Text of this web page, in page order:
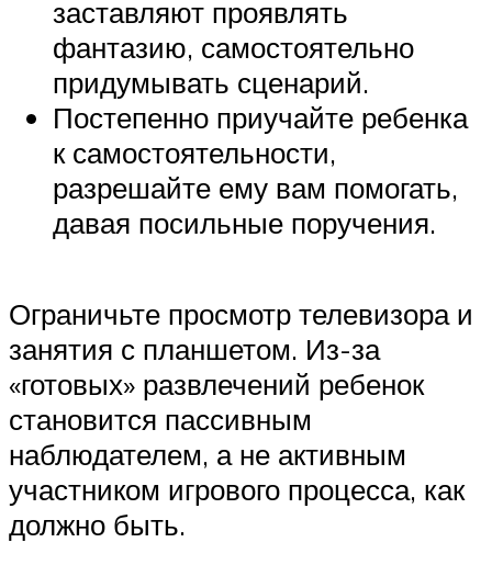
заставляют проявлять
фантазию, самостоятельно
придумывать сценарий.
Постепенно приучайте ребенка
к самостоятельности,
разрешайте ему вам помогать,
давая посильные поручения.
Ограничьте просмотр телевизора и
занятия с планшетом. Из-за
«готовых» развлечений ребенок
становится пассивным
наблюдателем, а не активным
участником игрового процесса, как
должно быть.